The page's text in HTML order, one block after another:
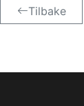
Tilbake